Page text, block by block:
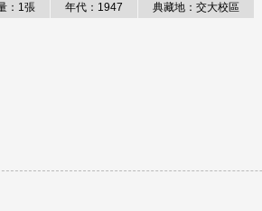
：1張 年代：1947 典藏地：交大校區